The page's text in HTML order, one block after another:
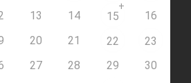
13 14 15
+
16
20 21 22
23
27 28 29
30